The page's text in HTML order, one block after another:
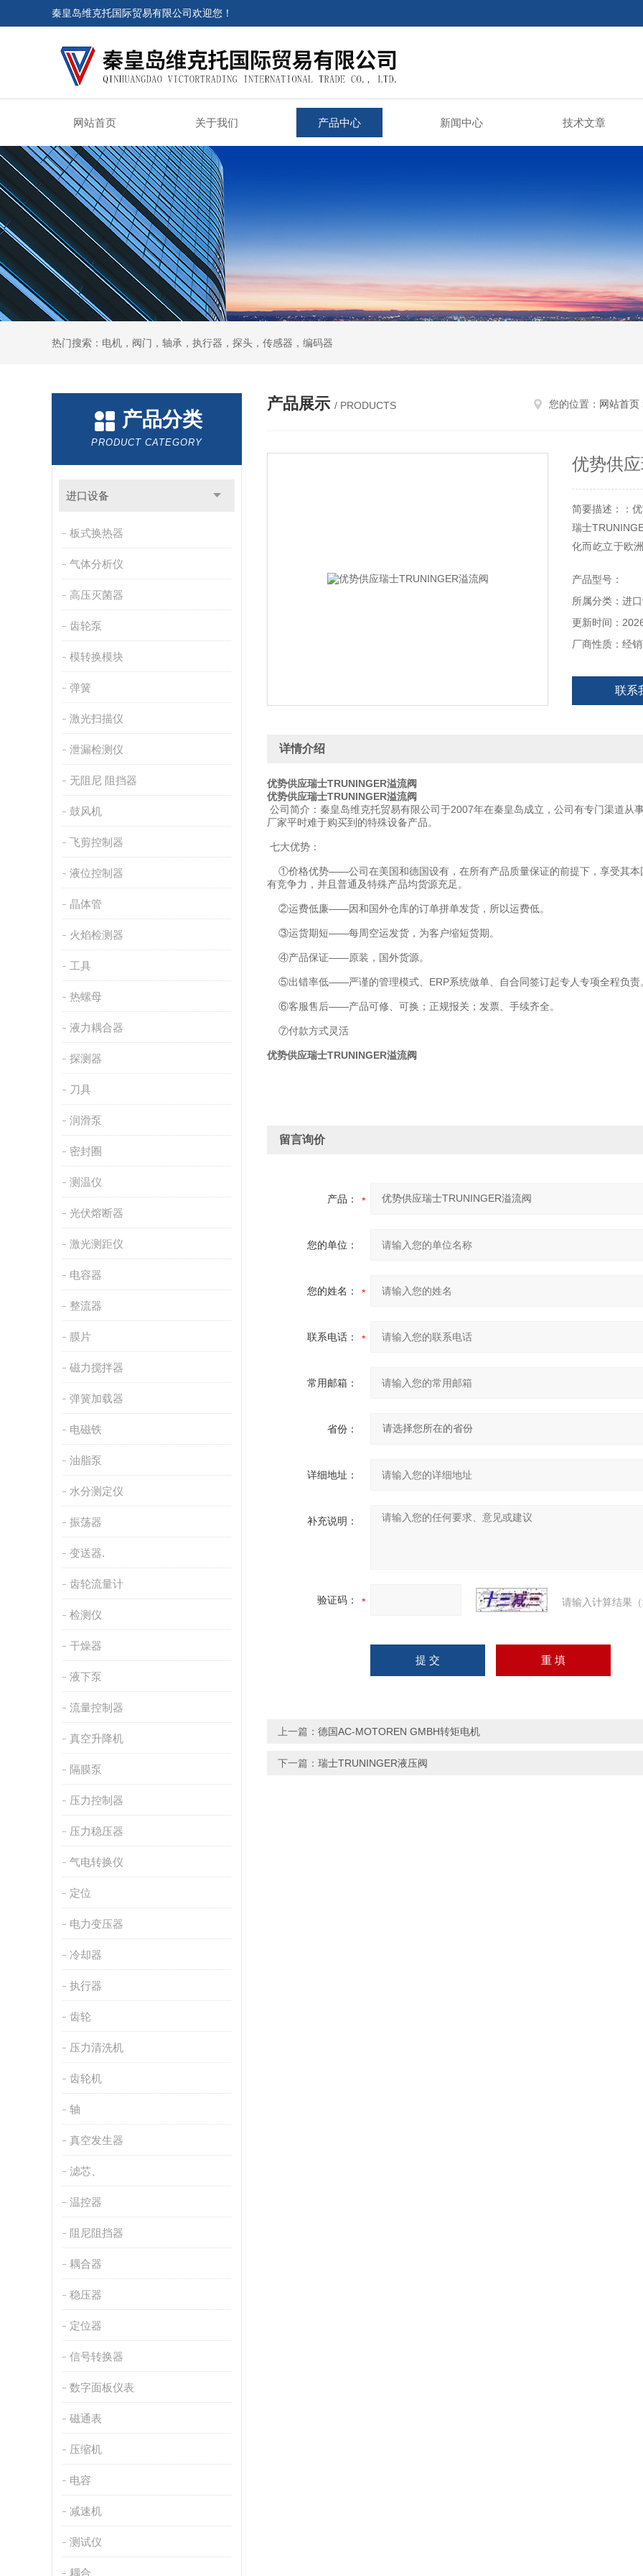
秦皇岛维克托国际贸易有限公司欢迎您！
网站首页 关于我们 产品中心 新闻中心 技术文章
热门搜索：电机，阀门，轴承，执行器，探头，传感器，编码器
产品分类
PRODUCT CATEGORY
进口设备
板式换热器
气体分析仪
高压灭菌器
齿轮泵
模转换模块
弹簧
激光扫描仪
泄漏检测仪
无阻尼 阻挡器
鼓风机
飞剪控制器
液位控制器
晶体管
火焰检测器
工具
热螺母
液力耦合器
探测器
刀具
润滑泵
密封圈
测温仪
光伏熔断器
激光测距仪
电容器
整流器
膜片
磁力搅拌器
弹簧加载器
电磁铁
油脂泵
水分测定仪
振荡器
变送器.
齿轮流量计
检测仪
干燥器
液下泵
流量控制器
真空升降机
隔膜泵
压力控制器
压力稳压器
气电转换仪
定位
电力变压器
冷却器
执行器
齿轮
压力清洗机
齿轮机
轴
真空发生器
滤芯、
温控器
阻尼阻挡器
耦合器
稳压器
定位器
信号转换器
数字面板仪表
磁通表
压缩机
电容
减速机
测试仪
耦合
产品展示 / PRODUCTS 您的位置： 网站首页
优势供
简要描述：：
瑞士
化而屹立于欧
产品型号：
所属分类：进
更新时间：
厂商性质：经
联系
详情介绍
优势供应瑞士TRUNINGER溢流阀
优势供应瑞士TRUNINGER溢流阀
公司简介：秦皇岛维克托贸易有限公司于2007年在秦皇岛成立，公司有专门渠道从
厂家平时难于购买到的特殊设备产品。
七大优势：
①价格优势——公司在美国和德国设有，在所有产品质量保证的前提下，享受其本
有竞争力，并且普通及特殊产品均货源充足。
②运费低廉——因和国外仓库的订单拼单发货，所以运费低。
③运货期短——每周空运发货，为客户缩短货期。
④产品保证——原装，国外货源。
⑤出错率低——严谨的管理模式、ERP系统做单、自合同签订起专人专项全程负责
⑥客服售后——产品可修、可换；正规报关；发票、手续齐全。
⑦付款方式灵活
优势供应瑞士TRUNINGER溢流阀
留言询价
产品：
您的单位：
您的姓名：
联系电话：
常用邮箱：
省份：
详细地址：
补充说明：
验证码： 请输入计算结果
上一篇： 德国AC-MOTOREN GMBH转矩电机
下一篇： 瑞士TRUNINGER液压阀